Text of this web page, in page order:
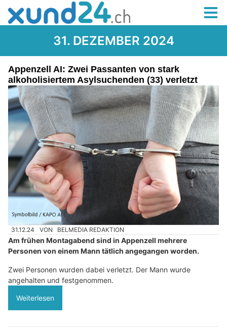
31. DEZEMBER 2024
Appenzell AI: Zwei Passanten von stark
alkoholisiertem Asylsuchenden (33) verletzt
31.12.24 VON BELMEDIA REDAKTION
Am frühen Montagabend sind in Appenzell mehrere
Personen von einem Mann tätlich angegangen worden.
Zwei Personen wurden dabei verletzt. Der Mann wurde
angehalten und festgenommen.
Weiterlesen